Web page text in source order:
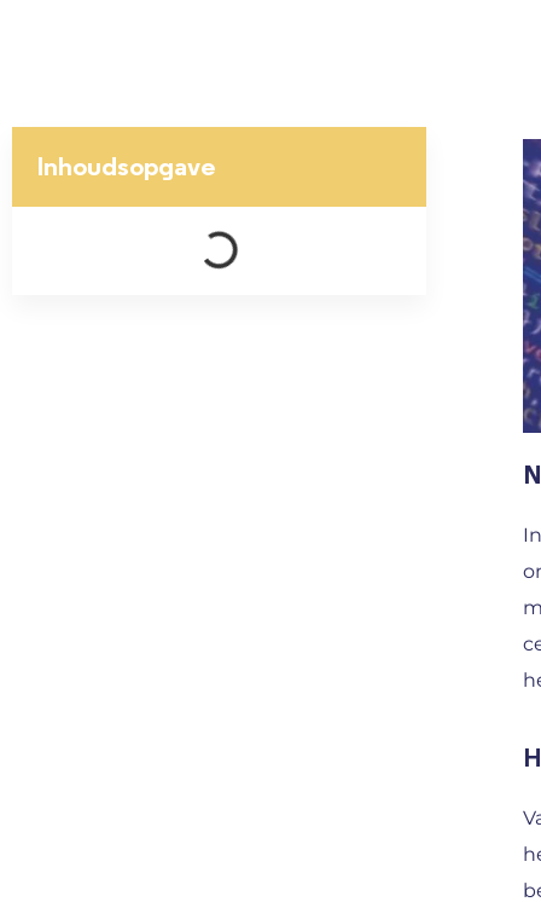
Inhoudsopgave